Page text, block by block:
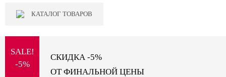
КАТАЛОГ ТОВАРОВ
SALE!
-5%
СКИДКА -5%
ОТ ФИНАЛЬНОЙ ЦЕНЫ